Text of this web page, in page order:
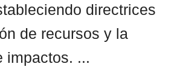
directrices
de recursos y la
impactos. ...